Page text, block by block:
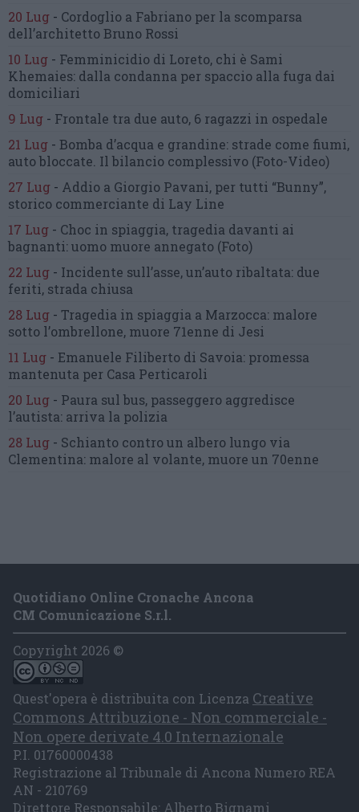
20 Lug - Cordoglio a Fabriano per la scomparsa
dell’architetto Bruno Rossi
10 Lug - Femminicidio di Loreto, chi è Sami
Khemaies: dalla condanna per spaccio alla fuga dai
domiciliari
9 Lug - Frontale tra due auto, 6 ragazzi in ospedale
21 Lug - Bomba d’acqua e grandine: strade come fiumi,
auto bloccate. Il bilancio complessivo (Foto-Video)
27 Lug - Addio a Giorgio Pavani, per tutti “Bunny”,
storico commerciante di Lay Line
17 Lug - Choc in spiaggia, tragedia davanti ai
bagnanti:uomo muore annegato (Foto)
22 Lug - Incidente sull’asse, un’auto ribaltata: due
feriti, strada chiusa
28 Lug - Tragedia in spiaggia a Marzocca: malore
sotto l’ombrellone, muore 71enne di Jesi
11 Lug - Emanuele Filiberto di Savoia: promessa
mantenuta per Casa Perticaroli
20 Lug - Paura sul bus, passeggero aggredisce
l’autista: arriva la polizia
28 Lug - Schianto contro un albero lungo via
Clementina: malore al volante, muore un 70enne
Quotidiano Online Cronache Ancona
CM Comunicazione S.r.l.
Copyright 2026 ©
Quest'opera è distribuita con Licenza Creative
Commons Attribuzione - Non commerciale -
Non opere derivate 4.0 Internazionale
P.I. 01760000438
Registrazione al Tribunale di Ancona Numero REA
AN - 210769
Direttore Responsabile: Alberto Bignami